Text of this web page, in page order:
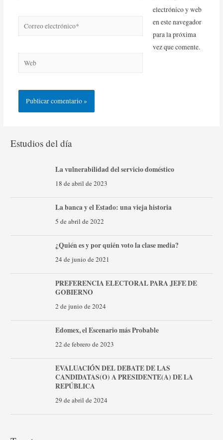
electrónico y web
en este navegador
para la próxima
vez que comente.
Estudios del día
La vulnerabilidad del servicio doméstico
18 de abril de 2023
La banca y el Estado: una vieja historia
5 de abril de 2022
¿Quién es y por quién voto la clase media?
24 de junio de 2021
PREFERENCIA ELECTORAL PARA JEFE DE
GOBIERNO
2 de junio de 2024
Edomex, el Escenario más Probable
22 de febrero de 2023
EVALUACIÓN DEL DEBATE DE LAS
CANDIDATAS(O) A PRESIDENTE(A) DE LA
REPÚBLICA
29 de abril de 2024